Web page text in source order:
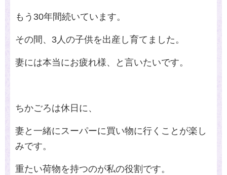
もう 30年間続いています。
その間、 3人の子供を出産し育てました。
妻には本当にお疲れ様、と言いたいです。
ちかごろは休日に、
妻と一緒にスーパーに買い物に行くことが楽し
みです。
重たい荷物を持つのが私の役割です。